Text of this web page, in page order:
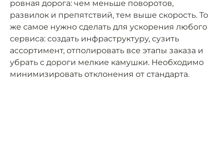
ровная дорога: чем меньше поворотов,
развилок и препятствий, тем выше скорость. То
же самое нужно сделать для ускорения любого
сервиса: создать инфраструктуру, сузить
ассортимент, отполировать все этапы заказа и
убрать с дороги мелкие камушки. Необходимо
минимизировать отклонения от стандарта.